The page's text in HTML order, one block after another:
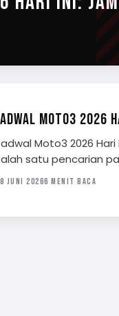
MOTO3 2026
Moto3 2026
satu pencarian
JUNI 20266 MENIT BACA